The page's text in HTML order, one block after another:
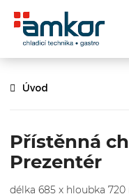
Úvod
Přístěnná
Prezentér
délka 685 x hloubka